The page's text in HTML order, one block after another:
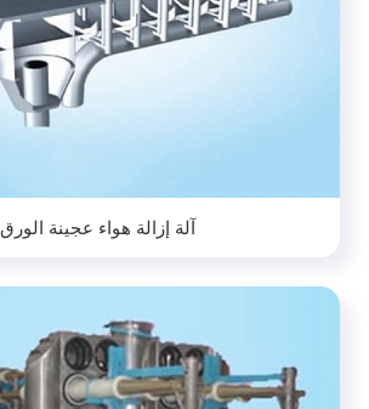
آلة إزالة هواء عجينة الورق